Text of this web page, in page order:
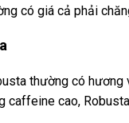
có giá cả phải
thường có hương
caffeine cao,